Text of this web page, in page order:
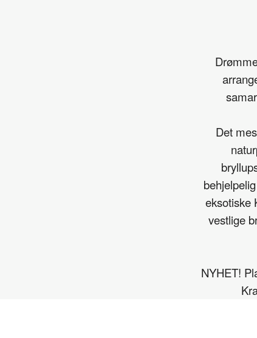
Det
eksotiske
vestlige
NYHET!